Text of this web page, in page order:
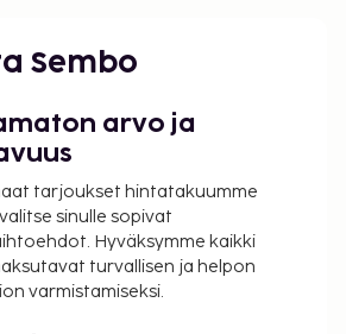
Sembo
arvo ja
tarjoukset hintatakuumme
sinulle sopivat
Hyväksymme kaikki
turvallisen ja helpon
varmistamiseksi.